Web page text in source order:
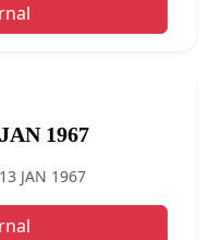
1967
JAN 1967